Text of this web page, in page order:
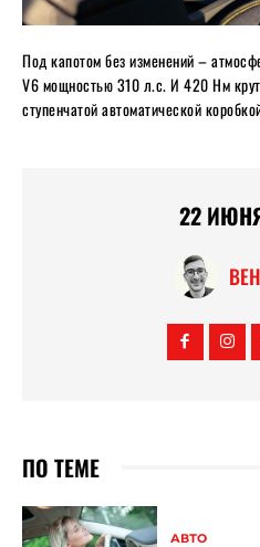
Под капотом без изменений –
V6 мощностью 310 л.с. И 420 Нм
ступенчатой автоматической
22
ПО ТЕМЕ
АВТО